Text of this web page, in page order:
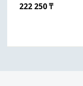
222 250₸